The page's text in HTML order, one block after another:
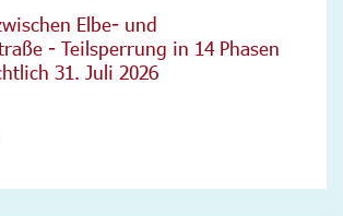
Elbe- und
- Teilsperrung in 14 Phasen
31. Juli 2026